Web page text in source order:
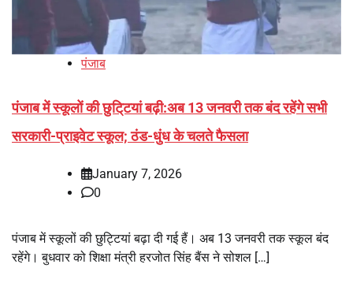
पंजाब
पंजाब में स्कूलों की छुटि्टयां बढ़ी:अब 13 जनवरी तक बंद रहेंगे सभी
सरकारी-प्राइवेट स्कूल; ठंड-धुंध के चलते फैसला
January 7, 2026
0
पंजाब में स्कूलों की छुट्टियां बढ़ा दी गई हैं। अब 13 जनवरी तक स्कूल बंद
रहेंगे। बुधवार को शिक्षा मंत्री हरजोत सिंह बैंस ने सोशल […]